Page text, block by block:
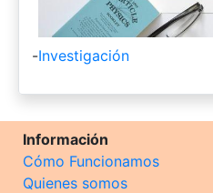
-Investigación
Información
Cómo Funcionamos
Quienes somos